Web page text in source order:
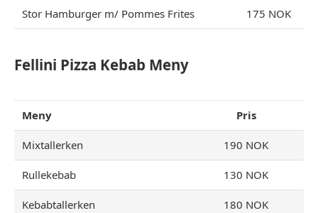
Stor Hamburger m/ Pommes Frites 175 NOK
Fellini Pizza Kebab Meny
Meny Pris
Mixtallerken 190 NOK
Rullekebab 130 NOK
Kebabtallerken 180 NOK